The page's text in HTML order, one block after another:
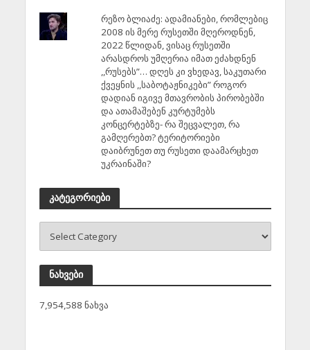
რეზო ბლიაძე: ადამიანები, რომლებიც
2008 ის მერე რუსეთში მღეროდნენ,
2022 წლიდან, ვისაც რუსეთში
არასდროს უმღერია იმათ ეძახდნენ
,,რუსებს”… დღეს კი ვხედავ, საკუთარი
ქვეყნის ,,საბოტაჟნიკები” როგორ
დადიან იგივე მთავრობის პირობებში
და ათამაშებენ კურტუმებს
კონცერტებზე- რა შეცვალეთ, რა
გამღერებთ? ტერიტორიები
დაიბრუნეთ თუ რუსეთი დაამარცხეთ
უკრაინაში?
კატეგორიები
ნახვები
7,954,588 ნახვა